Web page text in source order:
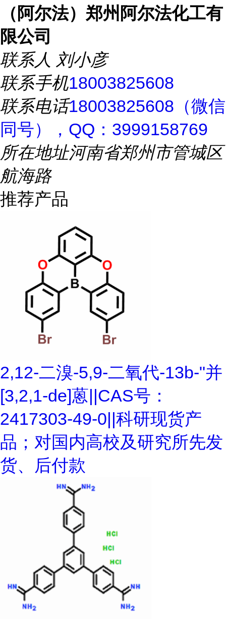
（阿尔法）郑州阿尔法化工有
限公司
联系人 刘小彦
联系手机18003825608
联系电话18003825608（微信
同号），QQ：3999158769
所在地址河南省郑州市管城区
航海路
推荐产品
2,12-二溴-5,9-二氧代-13b-"并
[3,2,1-de]蒽||CAS号：
2417303-49-0||科研现货产
品；对国内高校及研究所先发
货、后付款